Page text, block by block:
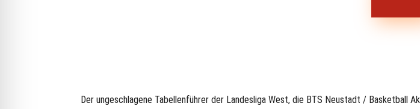
Der ungeschlagene Tabellenführer der Landesliga West, die BTS Neustadt / Basketball